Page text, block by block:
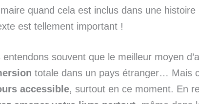
quand cela est inclus dans une
est tellement important !
entendons souvent que le meilleur moyen
totale dans un pays étranger… Mais
accessible, surtout en ce moment. En